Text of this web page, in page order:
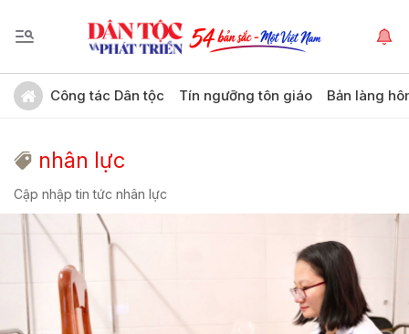
Công tác Dân tộc Tín ngưỡng tôn giáo Bản làng
nhân lực
Cập nhập tin tức nhân lực